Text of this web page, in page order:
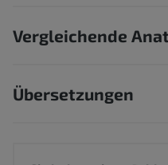
Vergleichende
Übersetzungen